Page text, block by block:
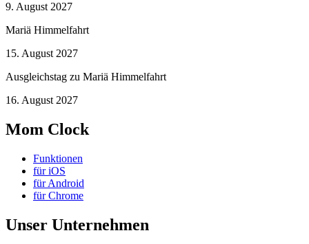
9. August 2027
Mariä Himmelfahrt
15. August 2027
Ausgleichstag zu Mariä Himmelfahrt
16. August 2027
Mom Clock
Funktionen
für iOS
für Android
für Chrome
Unser Unternehmen